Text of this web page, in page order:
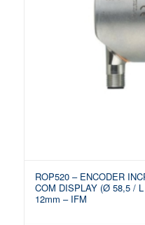
ROP520 – ENCODER
COM DISPLAY (Ø 58,5 /
12mm – IFM